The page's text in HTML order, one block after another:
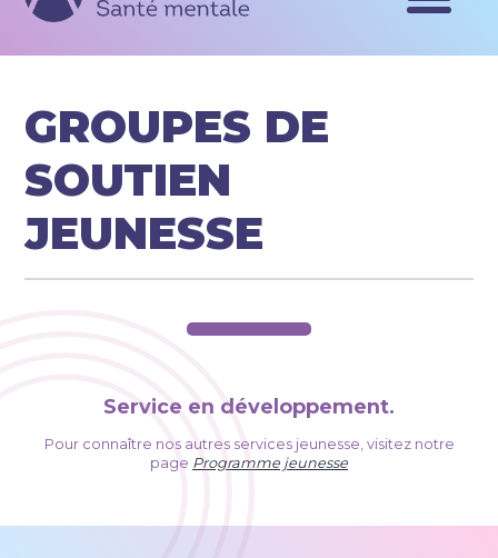
GROUPES DE
SOUTIEN
JEUNESSE
Service en développement.
Pour connaître nos autres services jeunesse, visitez notre
page Programme jeunesse